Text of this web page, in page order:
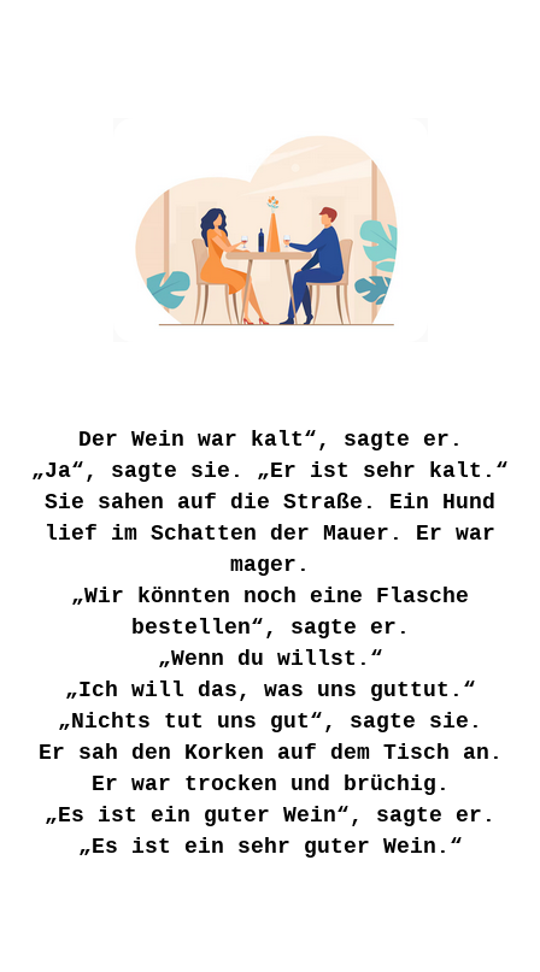
Der Wein war kalt“, sagte er.
„Ja“, sagte sie. „Er ist sehr kalt.“
Sie sahen auf die Straße. Ein Hund
lief im Schatten der Mauer. Er war
mager.
„Wir könnten noch eine Flasche
bestellen“, sagte er.
„Wenn du willst.“
„Ich will das, was uns guttut.“
„Nichts tut uns gut“, sagte sie.
Er sah den Korken auf dem Tisch an.
Er war trocken und brüchig.
„Es ist ein guter Wein“, sagte er.
„Es ist ein sehr guter Wein.“